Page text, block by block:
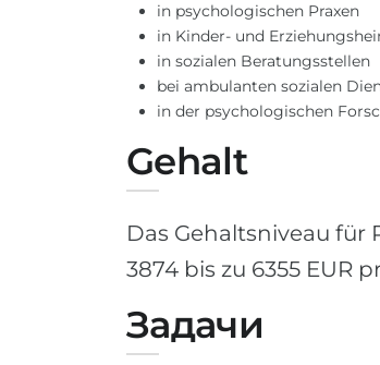
in psychologischen Praxen
in Kinder- und
in sozialen Beratungsstellen
bei ambulanten sozialen
in der psychologischen
Gehalt
Das Gehaltsniveau
3874 bis zu 6355 EUR
Задачи